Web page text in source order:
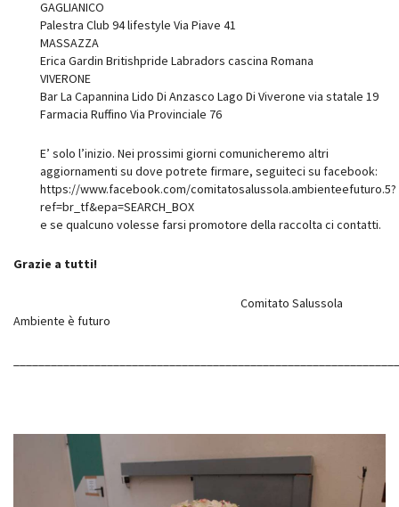
GAGLIANICO
Palestra Club 94 lifestyle Via Piave 41
MASSAZZA
Erica Gardin Britishpride Labradors cascina Romana
VIVERONE
Bar La Capannina Lido Di Anzasco Lago Di Viverone via statale 19
Farmacia Ruffino Via Provinciale 76
E’ solo l’inizio. Nei prossimi giorni comunicheremo altri
aggiornamenti su dove potrete firmare, seguiteci su facebook:
https://www.facebook.com/comitatosalussola.ambienteefuturo.5?
ref=br_tf&epa=SEARCH_BOX
e se qualcuno volesse farsi promotore della raccolta ci contatti.
Grazie a tutti!
Comitato Salussola
Ambiente è futuro